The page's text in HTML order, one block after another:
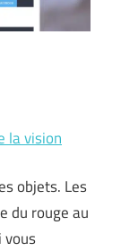
la vision
objets. Les
du rouge au
vous